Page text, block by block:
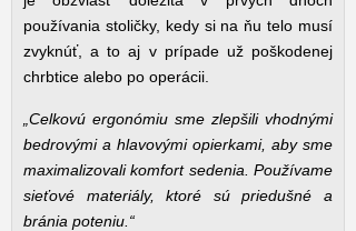
používania stoličky, kedy si na ňu telo musí
zvyknúť, a to aj v prípade už poškodenej
chrbtice alebo po operácii.
„Celkovú ergonómiu sme zlepšili vhodnými
bedrovými a hlavovými opierkami, aby sme
maximalizovali komfort sedenia. Používame
sieťové materiály, ktoré sú priedušné a
bránia poteniu.“